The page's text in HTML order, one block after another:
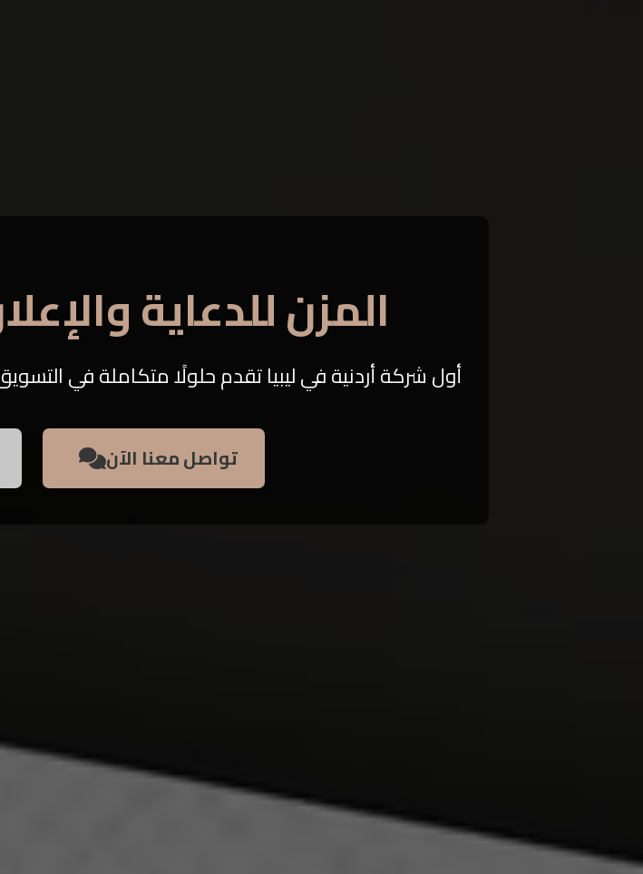
المزن للدعاية
أول شركة أردنية في ليبيا تقدم حلولًا متكاملة في
تواصل معنا الآن